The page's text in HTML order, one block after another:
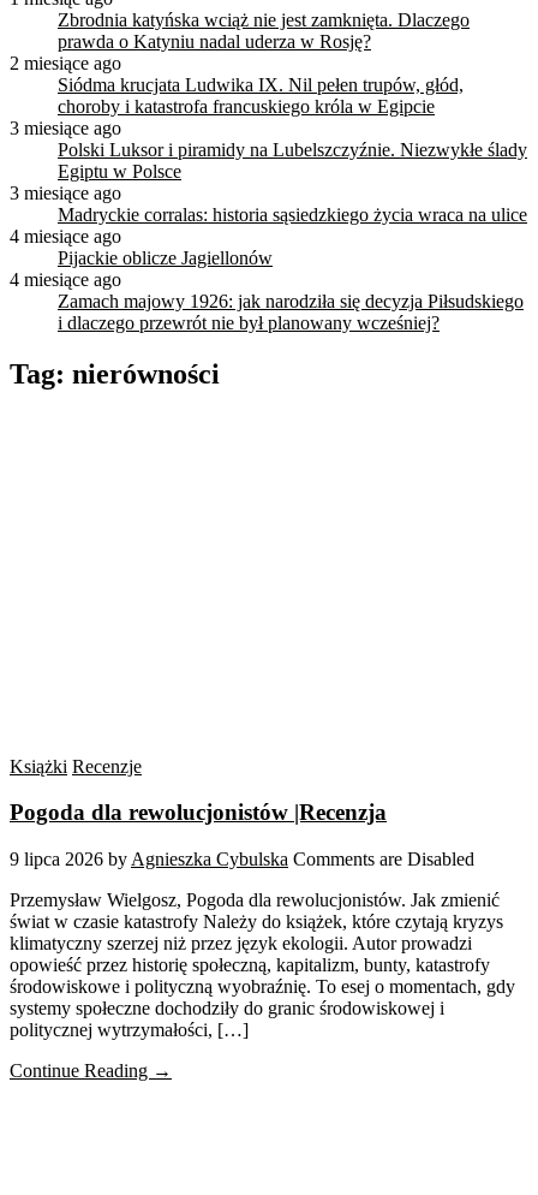
Zbrodnia katyńska wciąż nie jest zamknięta. Dlaczego
prawda o Katyniu nadal uderza w Rosję?
2 miesiące ago
Siódma krucjata Ludwika IX. Nil pełen trupów, głód,
choroby i katastrofa francuskiego króla w Egipcie
3 miesiące ago
Polski Luksor i piramidy na Lubelszczyźnie. Niezwykłe ślady
Egiptu w Polsce
3 miesiące ago
Madryckie corralas: historia sąsiedzkiego życia wraca na ulice
4 miesiące ago
Pijackie oblicze Jagiellonów
4 miesiące ago
Zamach majowy 1926: jak narodziła się decyzja Piłsudskiego
i dlaczego przewrót nie był planowany wcześniej?
Tag: nierówności
Książki Recenzje
Pogoda dla rewolucjonistów |Recenzja
9 lipca 2026 by Agnieszka Cybulska Comments are Disabled
Przemysław Wielgosz, Pogoda dla rewolucjonistów. Jak zmienić
świat w czasie katastrofy Należy do książek, które czytają kryzys
klimatyczny szerzej niż przez język ekologii. Autor prowadzi
opowieść przez historię społeczną, kapitalizm, bunty, katastrofy
środowiskowe i polityczną wyobraźnię. To esej o momentach, gdy
systemy społeczne dochodziły do granic środowiskowej i
politycznej wytrzymałości, […]
Continue Reading →